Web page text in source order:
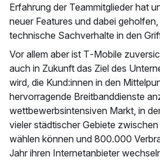
Erfahrung der Teammitglieder hat
neuer Features und dabei
technische Sachverhalte in den
Vor allem aber ist T‑Mobile
auch in Zukunft das Ziel des
wird, die Kund:innen in den
hervorragende Breitbanddienste
wettbewerbsintensiven Markt, in
vieler städtischer Gebiete
wählen können und 800.000
Jahr ihren Internetanbieter